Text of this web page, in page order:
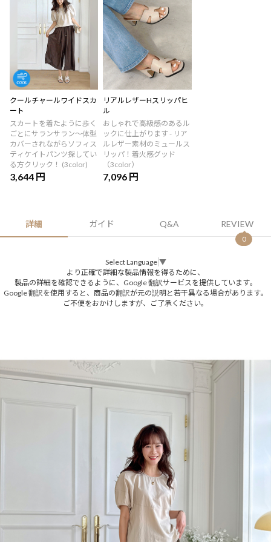
クールチャールワイドスカ
ート
スカートを着たように歩く
ごとにサランサラン～体型
カバーされながらソフィス
ティケイトパンツ探してい
る方クリック！ (3color)
3,644 円
リアルレザーHスリッパヒ
ル
おしゃれで高級感のあるル
ックに仕上がります - リア
ルレザー素材のミュールス
リッパ！着火感グッド
（3color）
7,096 円
詳細 ガイド Q&A REVIEW
0
Select Language ▼
より正確で詳細な製品情報を得るために、
製品の詳細を確認できるように、Google 翻訳サービスを提供しています。
Google 翻訳を使用すると、商品の翻訳が元の説明と若干異なる場合があります。
ご不便をおかけしますが、ご了承ください。